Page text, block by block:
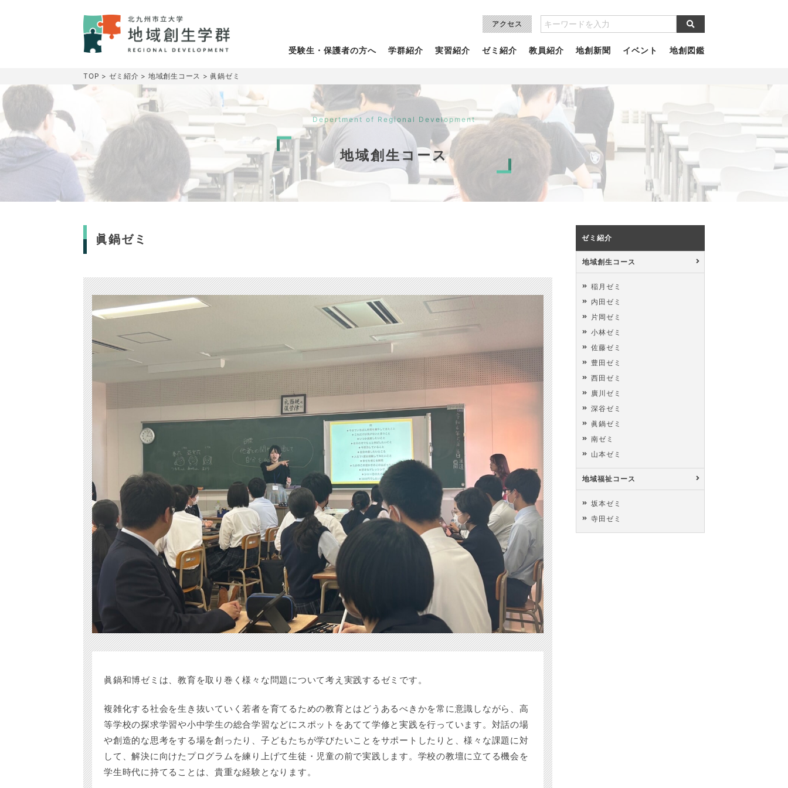
アクセス
受験生・保護者の方へ 学群紹介 実習紹介 ゼミ紹介 教員紹介 地創新聞 イベント 地創図鑑
TOP > ゼミ紹介 > 地域創生コース > 眞鍋ゼミ
Depertment of Regional Development
地域創生コース
眞鍋ゼミ
眞鍋和博ゼミは、教育を取り巻く様々な問題について考え実践するゼミです。
複雑化する社会を生き抜いていく若者を育てるための教育とはどうあるべきかを常に意識しながら、高
等学校の探求学習や小中学生の総合学習などにスポットをあてて学修と実践を行っています。対話の場
や創造的な思考をする場を創ったり、子どもたちが学びたいことをサポートしたりと、様々な課題に対
して、解決に向けたプログラムを練り上げて生徒・児童の前で実践します。学校の教壇に立てる機会を
学生時代に持てることは、貴重な経験となります。
ゼミ紹介
地域創生コース
稲月ゼミ
内田ゼミ
片岡ゼミ
小林ゼミ
佐藤ゼミ
豊田ゼミ
西田ゼミ
廣川ゼミ
深谷ゼミ
眞鍋ゼミ
南ゼミ
山本ゼミ
地域福祉コース
坂本ゼミ
寺田ゼミ